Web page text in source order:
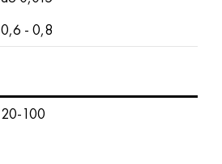
0,6 - 0,8
20-100